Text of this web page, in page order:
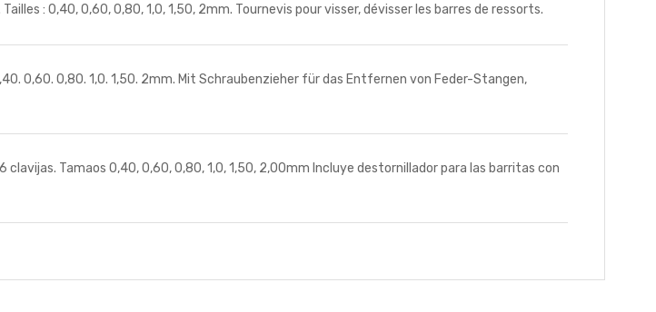
Tailles : 0,40, 0,60, 0,80, 1,0, 1,50, 2mm. Tournevis pour visser, dévisser les barres de ressorts.
0,60. 0,80. 1,0. 1,50. 2mm. Mit Schraubenzieher für das Entfernen von Feder-Stangen,
6 clavijas. Tamaos 0,40, 0,60, 0,80, 1,0, 1,50, 2,00mm Incluye destornillador para las barritas con